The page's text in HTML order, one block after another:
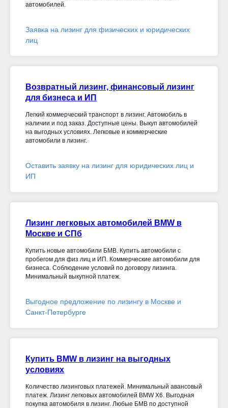
автомобилей.
Заявка на лизинг для физических и юридических
лиц
Возвратный лизинг, финансовый лизинг
для бизнеса и ИП
Легкий коммерческий транспорт в лизинг. Автомобиль в
наличии и под заказ. Доступные цены. Выкуп автомобилей
на выгодных условиях. Легковые и коммерческие
автомобили в лизинг.
Оставить заявку на лизинг для юридических лиц и
ИП
Лизинг легковых автомобилей BMW в
Москве и СПб
Купить новые автомобили БМВ. Купить автомобили с
пробегом для физ лиц и ИП. Коммерческие автомобили для
бизнеса. Соблюдение условий по договору лизинга.
Минимальный выкупной платеж.
Выгодное предложение по лизингу в Москве и
Санкт-Петербурге
Купить BMW в лизинг на выгодных
условиях
Количество лизинговых платежей. Минимальный авансовый
платеж. Лизинг легковых автомобилей BMW X6. Выгодная
покупка автомобиля в лизинг. Любые БМВ по доступной